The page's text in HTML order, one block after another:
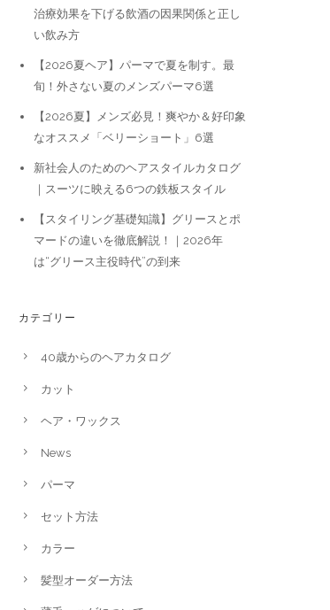
治療効果を下げる飲酒の因果関係と正し
い飲み方
【2026夏ヘア】パーマで夏を制す。最
旬！外さない夏のメンズパーマ6選
【2026夏】メンズ必見！爽やか＆好印象
なオススメ「ベリーショート」6選
新社会人のためのヘアスタイルカタログ
｜スーツに映える6つの鉄板スタイル
【スタイリング基礎知識】グリースとポ
マードの違いを徹底解説！｜2026年
は“グリース主役時代”の到来
カテゴリー
40歳からのヘアカタログ
カット
ヘア・ワックス
News
パーマ
セット方法
カラー
髪型オーダー方法